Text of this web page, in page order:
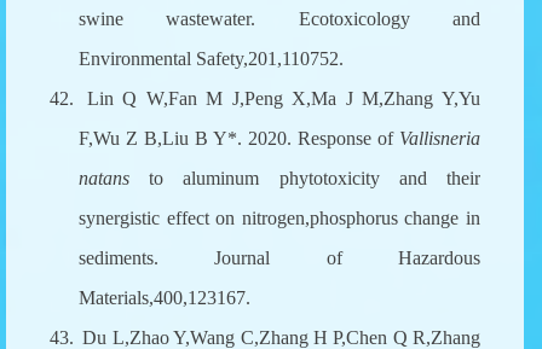
swine wastewater. Ecotoxicology and
Environmental Safety,201,110752.
42.
Lin Q W,Fan M J,Peng X,Ma J M,Zhang Y,Yu
F,Wu Z B,Liu B Y*. 2020. Response of Vallisneria
natans to aluminum phytotoxicity and their
synergistic effect on nitrogen,phosphorus change in
sediments. Journal of Hazardous
Materials,400,123167.
43. Du L,Zhao Y,Wang C,Zhang H P,Chen Q R,Zhang